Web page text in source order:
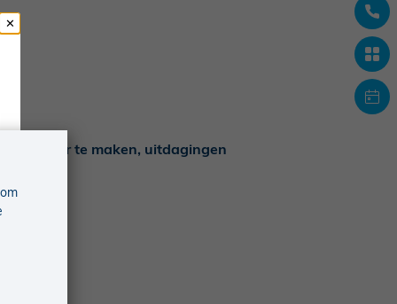
waar te maken, uitdagingen